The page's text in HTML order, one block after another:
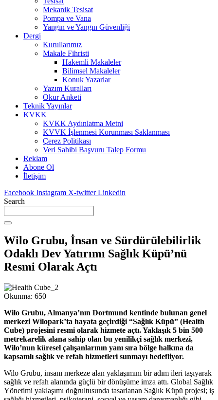
Mekanik Tesisat
Pompa ve Vana
Yangın ve Yangın Güvenliği
Dergi
Kurullarımız
Makale Fihristi
Hakemli Makaleler
Bilimsel Makaleler
Konuk Yazarlar
Yazım Kuralları
Okur Anketi
Teknik Yayınlar
KVKK
KVKK Aydınlatma Metni
KVVK İşlenmesi Korunması Saklanması
Çerez Politikası
Veri Sahibi Başvuru Talep Formu
Reklam
Abone Ol
İletişim
Facebook Instagram X-twitter Linkedin
Search
Wilo Grubu, İnsan ve Sürdürülebilirlik
Odaklı Dev Yatırımı Sağlık Küpü’nü
Resmi Olarak Açtı
Okunma: 650
Wilo Grubu, Almanya’nın Dortmund kentinde bulunan genel
merkezi Wilopark’ta hayata geçirdiği “Sağlık Küpü” (Health
Cube) projesini resmi olarak hizmete açtı. Yaklaşık 5 bin 500
metrekarelik alana sahip olan bu yenilikçi sağlık merkezi,
Wilo’nun küresel çalışanlarının yanı sıra bölge halkına da
kapsamlı sağlık ve refah hizmetleri sunmayı hedefliyor.
Wilo Grubu, insanı merkeze alan yaklaşımını bir adım ileri taşıyarak
sağlık ve refah alanında güçlü bir dönüşüme imza attı. Global Sağlık
Yönetimi yaklaşımı doğrultusunda tasarlanan Sağlık Küpü projesi; iş